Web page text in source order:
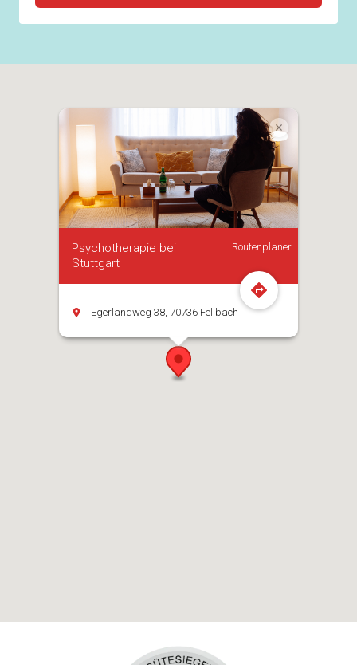
Psychotherapie bei
Stuttgart
Routenplaner
Egerlandweg 38, 70736 Fellbach